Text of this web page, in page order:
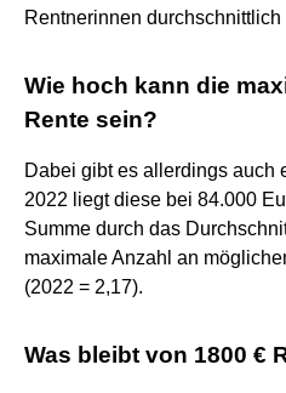
Rentnerinnen
Wie hoch kann die
Rente sein?
Dabei gibt es allerdings auch
2022 liegt diese bei 84.000
Summe durch das
maximale Anzahl an
(2022 = 2,17).
Was bleibt von 1800 €